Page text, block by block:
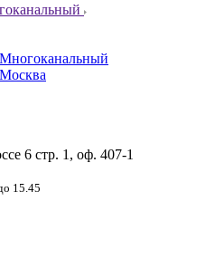
Многоканальный
Москва
6 стр. 1, оф. 407-1
15.45